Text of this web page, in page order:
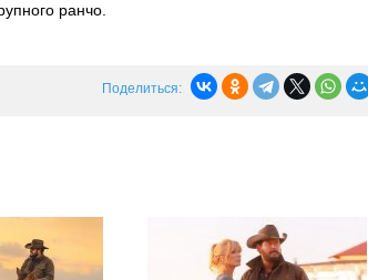
ранчо.
Поделиться: